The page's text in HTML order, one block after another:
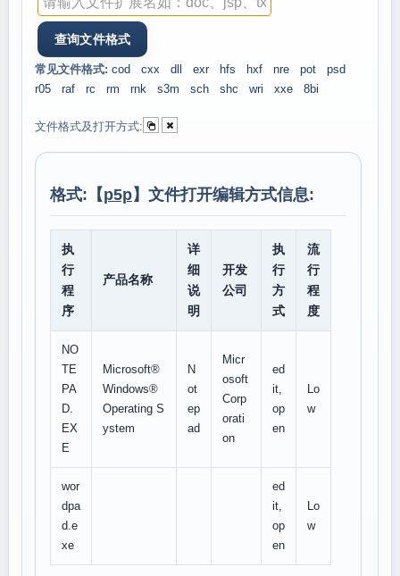
常见文件格式: cod cxx dll exr hfs hxf nre pot
psd
r05
raf rc rm rnk s3m sch shc wri xxe 8bi
文件格式及打开方式:
格式:【p5p】文件打开编辑方式信息:
执
行
程
序
产品名称
详
细
说
明
开发
公司
执
行
方
式
流
行
程
度
NO
TE
PA
D.
EX
E
Microsoft®
Windows®
Operating S
ystem
N
ot
ep
ad
Micr
osoft
Corp
orati
on
ed
it,
op
en
Lo
w
wor
dpa
d.e
xe
ed
it,
op
en
Lo
w